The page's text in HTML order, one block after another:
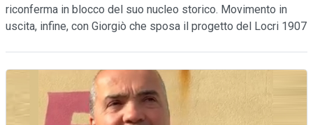
riconferma in blocco del suo nucleo storico. Movimento in
uscita, infine, con Giorgiò che sposa il progetto del Locri 1907